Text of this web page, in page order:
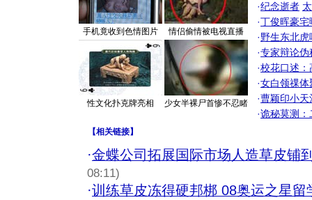
手机竟收到色情图片 情侣偷情被电视直播
性文化扑克牌亮相 少女半裸尸首惨不忍睹
·纪念逝者
·丁俊晖豪
·野生东北
·专家辩论伪
·校花口述：
·女白领祼体
·曹颖印小天
·诡秘莫测：
【相关链接】
·金蝶公司拓展国际市场人造草皮铺
08:11)
·训练草皮冻得硬邦梆 08奥运之星留